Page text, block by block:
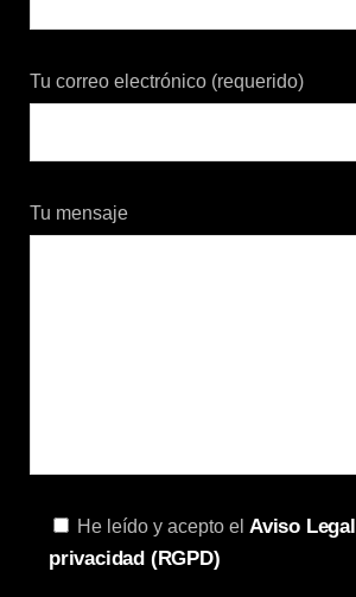
Tu correo electrónico (requerido)
Tu mensaje
He leído y acepto el Aviso Legal
privacidad (RGPD)